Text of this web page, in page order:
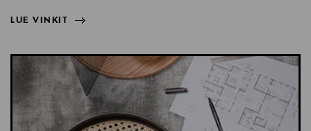
LUE VINKIT
LUE VINKIT